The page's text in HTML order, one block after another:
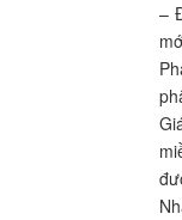
–